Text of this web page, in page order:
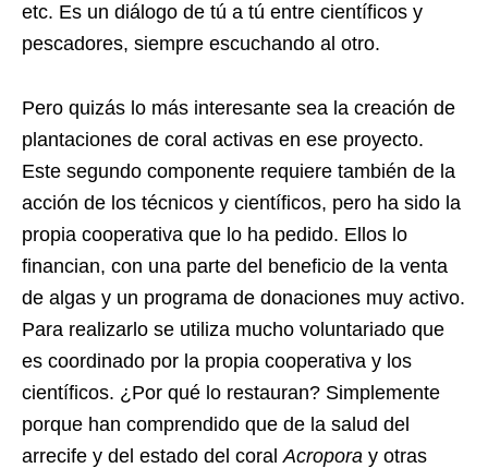
etc. Es un diálogo de tú a tú entre científicos y
pescadores, siempre escuchando al otro.
Pero quizás lo más interesante sea la creación de
plantaciones de coral activas en ese proyecto.
Este segundo componente requiere también de la
acción de los técnicos y científicos, pero ha sido la
propia cooperativa que lo ha pedido. Ellos lo
financian, con una parte del beneficio de la venta
de algas y un programa de donaciones muy activo.
Para realizarlo se utiliza mucho voluntariado que
es coordinado por la propia cooperativa y los
científicos. ¿Por qué lo restauran? Simplemente
porque han comprendido que de la salud del
arrecife y del estado del coralAcropora y otras